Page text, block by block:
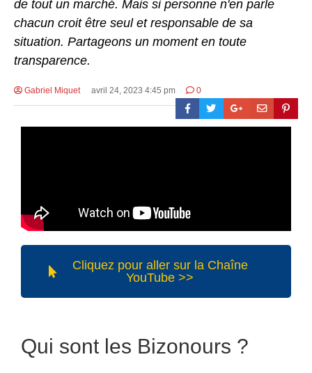
de tout un marché. Mais si personne n'en parle
chacun croit être seul et responsable de sa
situation. Partageons un moment en toute
transparence.
Gabriel Miquet avril 24, 2023 4:45 pm 0
Cliquez pour aller sur la Chaîne
YouTube >>
Qui sont les Bizonours ?